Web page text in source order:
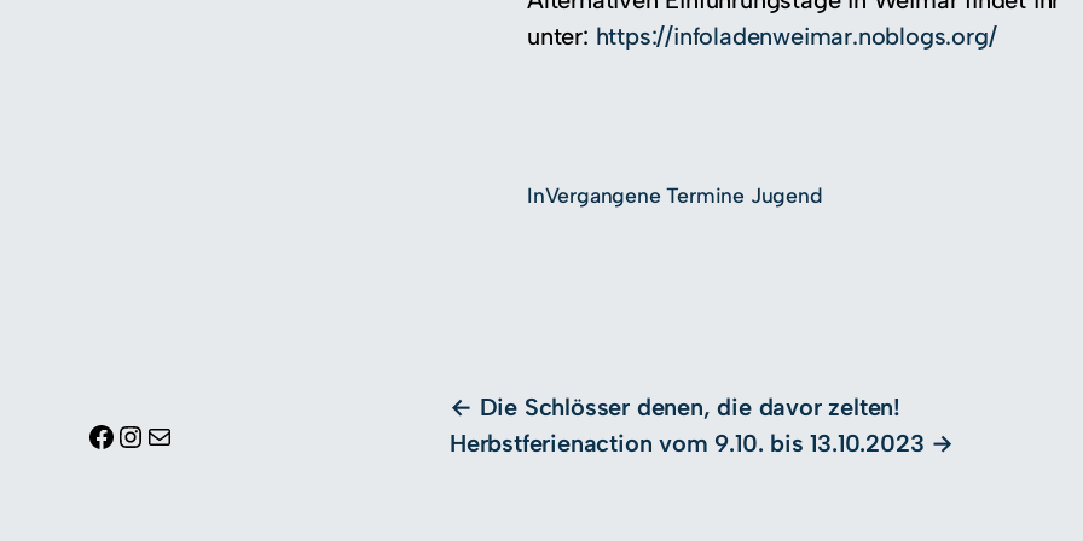
Facebook Instagram E-Mail
unter: https://infoladenweimar.noblogs.org/
InVergangene Termine Jugend
Die Schlösser denen, die davor zelten!
Herbstferienaction vom 9.10. bis 13.10.2023